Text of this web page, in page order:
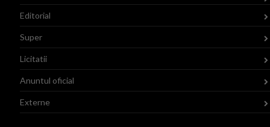
Editorial
Super
Licitatii
Anuntul oficial
Externe